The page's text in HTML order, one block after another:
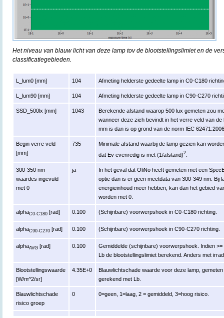
Het niveau van blauw licht van deze lamp tov de blootstellingslimiet en de
classificatiegebieden.
L_lum0 [mm] 104 Afmeting helderste gedeelte lamp in C0-C180
L_lum90 [mm] 104 Afmeting helderste gedeelte lamp in C90-C270
SSD_500lx [mm] 1043
Berekende afstand waarop 500 lux gemeten zou
wanneer deze zich bevindt in het verre veld van
mm is dan is op grond van de norm IEC
Begin verre veld
[mm]
735
Minimale afstand waarbij de lamp gezien kan
dat Ev evenredig is met (1/afstand)2
300-350 nm
waardes ingevuld
met 0
ja
In het geval dat OliNo heeft gemeten met een
optie dan is er geen meetdata van 300-349 nm. Bij
energieinhoud meer hebben, kan dan het gebied
worden met 0.
alphaC0-C180 [rad] 0.100 (Schijnbare) voorwerpshoek in C0-C180 richting.
alphaC90-C270 [rad] 0.100 (Schijnbare) voorwerpshoek in C90-C270 richting.
alphaAVG [rad] 0.100
Gemiddelde (schijnbare) voorwerpshoek. Indien
Lb de blootstellingslimiet berekend. Anders met
Blootstellingswaarde
[W/m^2/sr]
4.35E+0
Blauwlichtschade waarde voor deze lamp,
gerekend met Lb.
Blauwlichtschade
risico groep
0 0=geen, 1=laag, 2 = gemiddeld, 3=hoog risico.